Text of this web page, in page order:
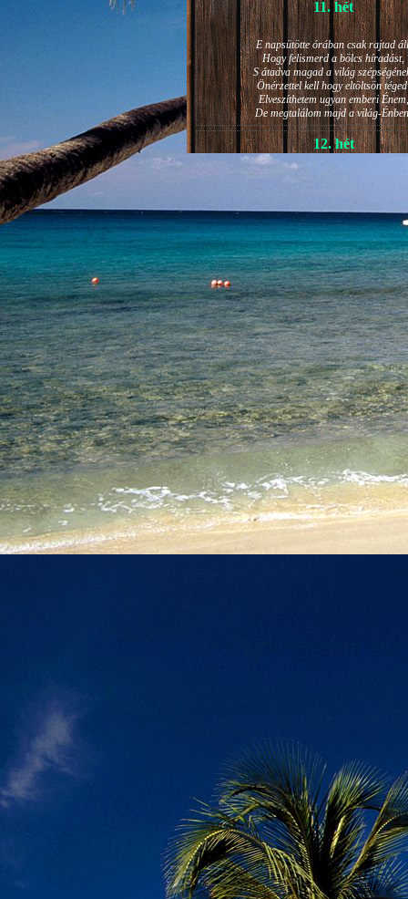
11. hét
E napsütötte órában csak rajtad
Hogy felismerd a bölcs híradást,
S átadva magad a világ
Önérzettel kell hogy eltöltsön
Elveszíthetem ugyan emberi Énem,
De megtalálom majd a világ-
12. hét
JÁNOS-NAPI HANGULAT
A világ szépséges ragyogása -
Lelkem mélyéről - arra kényszerít,
Késztessem kozmikus
Életem isteni képességeit:
Hogy saját lényemet elhagyjam,
S bizakodva keressem önmagam
A kozmikus hő- és fényáradatban.
13. hét
És szárnyalván érzéki
Lelkem mélységeiben is fellobban,
S az isteni igazság szava szól
A szellem tüzének világából:
Szellemi alapjaidhoz eljutva ismerd
Hogy rokonságban állsz a
14. hét
Átadva magam az érzékek
Elveszítettem azt, ami saját lényem
S már úgy tűnt, hogy a gondolkodás
Kábulttá vált Énemet is magával
De ébresztőleg hatva rám az érzéki
Hogy bensőmben maradjon rejtve a szellem
Megérzésem tőlem most szigorral ezt
Hogy isteni adottságaim beérvén
Teremjenek lelkem mélyén
Gyümölcsöt saját Énem számára.
17. hét